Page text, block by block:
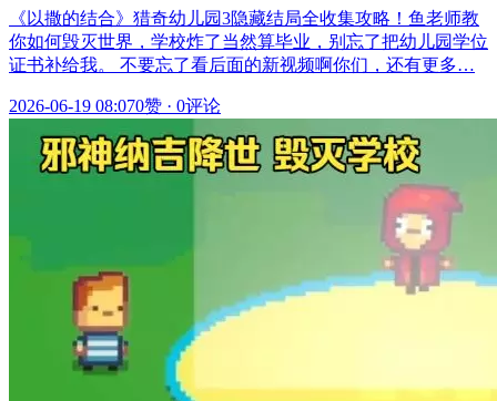
《以撒的结合》猎奇幼儿园3隐藏结局全收集攻略！鱼老师教
你如何毁灭世界，学校炸了当然算毕业，别忘了把幼儿园学位
证书补给我。 不要忘了看后面的新视频啊你们，还有更多…
2026-06-19 08:070赞 · 0评论